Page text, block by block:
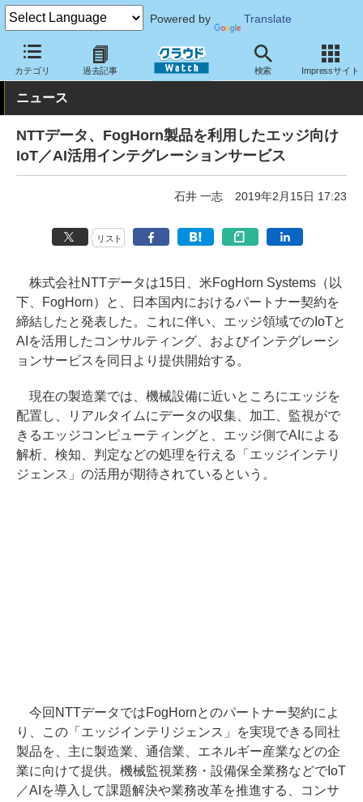
Powered by Translate
カテゴリ 過去記事 検索 Impressサイト
クラウド Watch サービス・ソフト サービス 導入支援
ニュース
NTTデータ、FogHorn製品を利用したエッジ向け
IoT／AI活用インテグレーションサービス
石井 一志 2019年2月15日 17:23
リスト
株式会社NTTデータは15日、米FogHorn Systems（以
下、FogHorn）と、日本国内におけるパートナー契約を
締結したと発表した。これに伴い、エッジ領域でのIoTと
AIを活用したコンサルティング、およびインテグレーシ
ョンサービスを同日より提供開始する。
現在の製造業では、機械設備に近いところにエッジを
配置し、リアルタイムにデータの収集、加工、監視がで
きるエッジコンピューティングと、エッジ側でAIによる
解析、検知、判定などの処理を行える「エッジインテリ
ジェンス」の活用が期待されているという。
今回NTTデータではFogHornとのパートナー契約によ
り、この「エッジインテリジェンス」を実現できる同社
製品を、主に製造業、通信業、エネルギー産業などの企
業に向けて提供。機械監視業務・設備保全業務などでIoT
／AIを導入して課題解決や業務改革を推進する、コンサ